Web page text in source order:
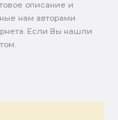
описание и
нам авторами
Если Вы нашли